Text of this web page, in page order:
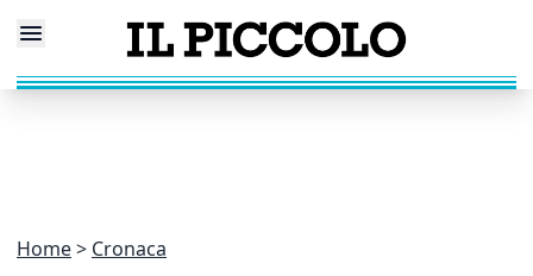
Home Cronaca